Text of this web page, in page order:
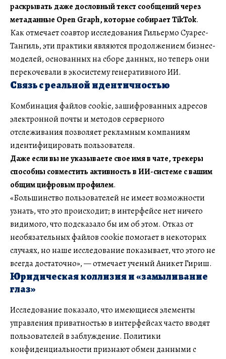
раскрывать даже дословный текст сообщений через
метаданные Open Graph, которые собирает TikTok.
Как отмечает соавтор исследования Гильермо Суарес-
Тангиль, эти практики являются продолжением бизнес-
моделей, основанных на сборе данных, но теперь они
перекочевали в экосистему генеративного ИИ.
Связь с реальной идентичностью
Комбинация файлов cookie, зашифрованных адресов
электронной почты и методов серверного
отслеживания позволяет рекламным компаниям
идентифицировать пользователя.
Даже если вы не указываете свое имя в чате, трекеры
способны совместить активность в ИИ-системе с вашим
общим цифровым профилем.
«Большинство пользователей не имеет возможности
узнать, что это происходит; в интерфейсе нет ничего
видимого, что подсказало бы им об этом. Отказ от
необязательных файлов cookie помогает в некоторых
случаях, но наше исследование показывает, что этого не
всегда достаточно», — отмечает ученый Аникет Гириш.
Юридическая коллизия и «замыливание
глаз»
Исследование показало, что имеющиеся элементы
управления приватностью в интерфейсах часто вводят
пользователей в заблуждение. Политики
конфиденциальности признают обмен данными с